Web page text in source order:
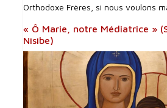
Orthodoxe Frères, si nous voulons
« Ô Marie, notre Médiatrice »
Nisibe)